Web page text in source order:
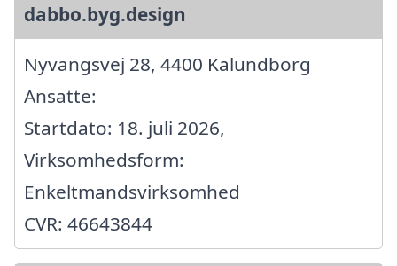
dabbo.byg.design
Nyvangsvej 28, 4400 Kalundborg
Ansatte:
Startdato: 18. juli 2026,
Virksomhedsform:
Enkeltmandsvirksomhed
CVR: 46643844